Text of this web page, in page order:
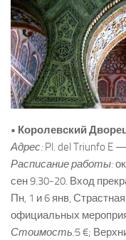
• Королевский
Адрес: Pl. del Triunfo E
Расписание работы:
сен 9.30-20. Вход
Пн, 1 и 6 янв,
официальных
Стоимость:5 €;